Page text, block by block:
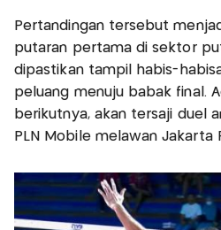
Pertandingan tersebut
putaran pertama di sektor
dipastikan tampil habis-
peluang menuju babak final.
berikutnya, akan tersaji duel
PLN Mobile melawan Jakarta